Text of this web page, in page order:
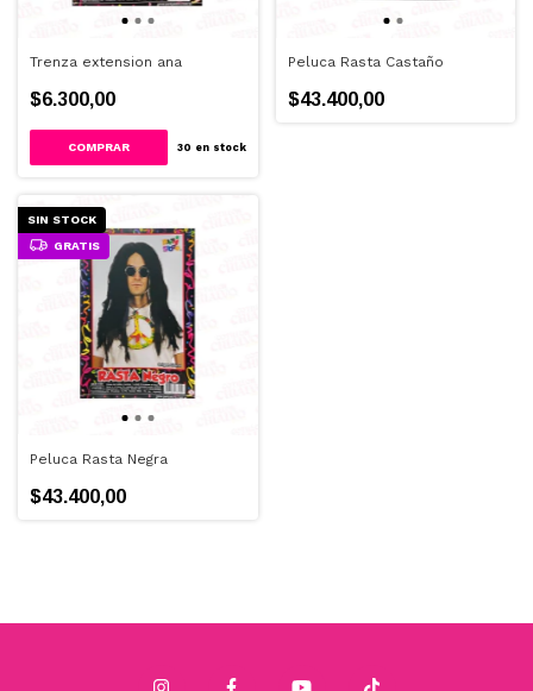
Trenza extension ana
$6.300,00
30 en stock
Peluca Rasta Castaño
$43.400,00
SIN STOCK
GRATIS
Peluca Rasta Negra
$43.400,00